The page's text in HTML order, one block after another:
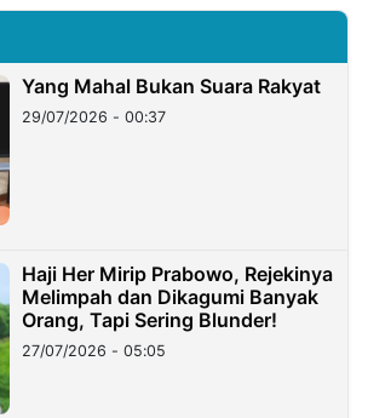
Yang Mahal Bukan Suara Rakyat
29/07/2026 - 00:37
Haji Her Mirip Prabowo, Rejekinya
Melimpah dan Dikagumi Banyak
Orang, Tapi Sering Blunder!
27/07/2026 - 05:05